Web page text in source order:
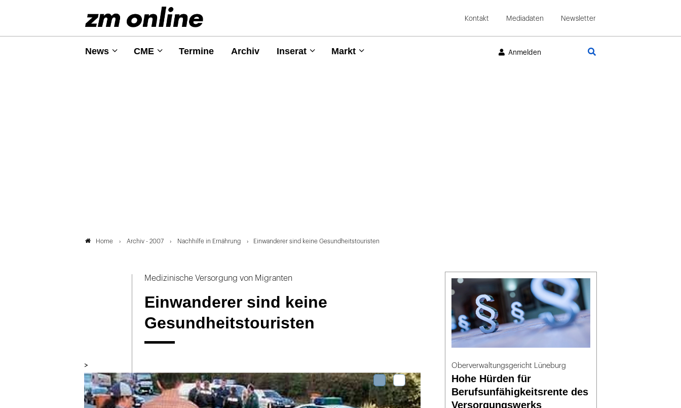
Kontakt Mediadaten Newsletter
News CME Termine Archiv Inserat Markt Anmelden
Home Archiv - 2007 Nachhilfe in Ernährung Einwanderer sind keine Gesundheitstouristen
Medizinische Versorgung von Migranten
Einwanderer sind keine
Gesundheitstouristen
> Oberverwaltungsgericht Lüneburg
Hohe Hürden für
Berufsunfähigkeitsrente des
Versorgungswerks